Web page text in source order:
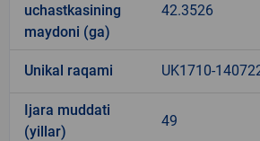
uchastkasining
maydoni (ga)
42.3526
Unikal raqami UK1710-
Ijara muddati
(yillar)
49